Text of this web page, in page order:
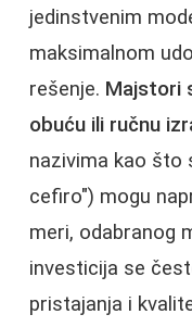
jedinstvenim
maksimalnom
rešenje. Majstori
obuću ili ručnu
nazivima kao što
cefiro") mogu
meri, odabranog
investicija se
pristajanja i